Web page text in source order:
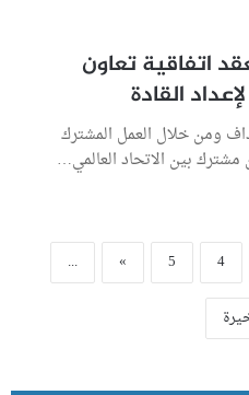
اتفاقية تعاون
القادة
ومن خلال العمل المشترك
مشترك بين الاتحاد العالمي…
4
5
»
...